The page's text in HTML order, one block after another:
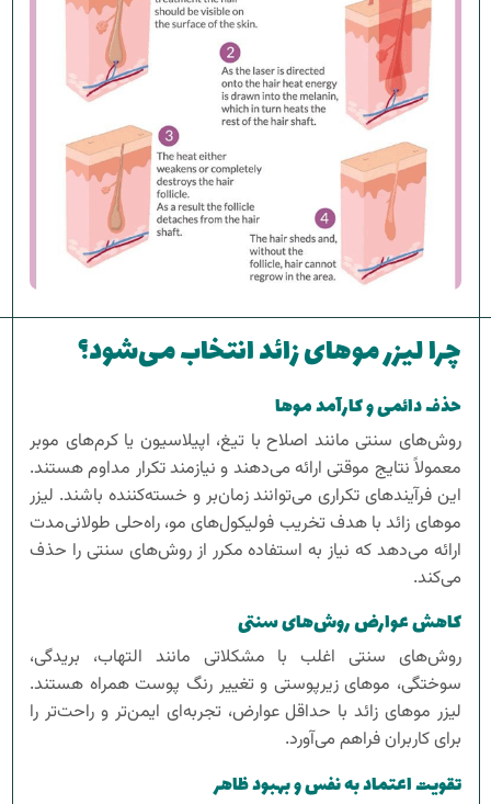
چرا لیزر موهای زائد انتخاب می‌شود؟
حذف دائمی و کارآمد موها
روش‌های سنتی مانند اصلاح با تیغ، اپیلاسیون یا کرم‌های موبر
معمولاً نتایج موقتی ارائه می‌دهند و نیازمند تکرار مداوم هستند.
این فرآیندهای تکراری می‌توانند زمان‌بر و خسته‌کننده باشند. لیزر
موهای زائد با هدف تخریب فولیکول‌های مو، راه‌حلی طولانی‌مدت
ارائه می‌دهد که نیاز به استفاده مکرر از روش‌های سنتی را حذف
می‌کند.
کاهش عوارض روش‌های سنتی
روش‌های سنتی اغلب با مشکلاتی مانند التهاب، بریدگی،
سوختگی، موهای زیرپوستی و تغییر رنگ پوست همراه هستند.
لیزر موهای زائد با حداقل عوارض، تجربه‌ای ایمن‌تر و راحت‌تر را
برای کاربران فراهم می‌آورد.
تقویت اعتماد به نفس و بهبود ظاهر